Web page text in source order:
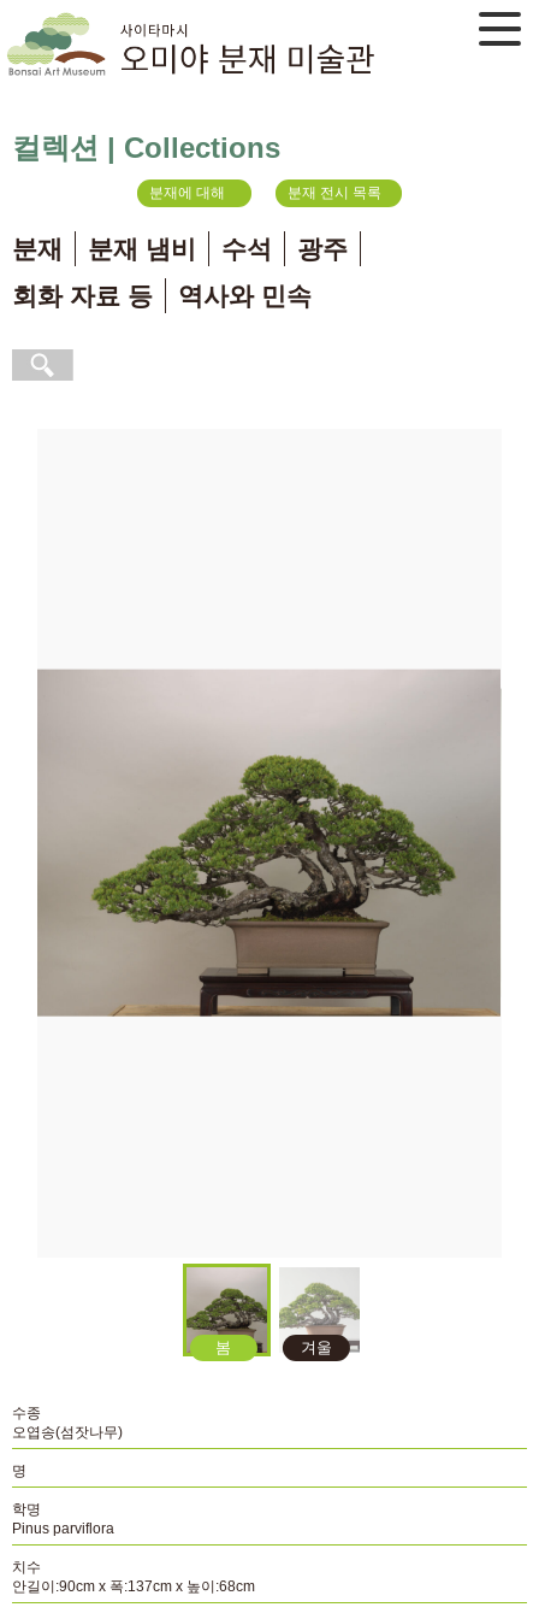
컬렉션 | Collections
분재에 대해 분재 전시 목록
분재 분재 냄비 수석
광주
회화 자료 등
역사와 민속
봄 겨울
수종
오엽송(섬잣나무)
명
학명
Pinus parviflora
치수
안길이:90cm x 폭:137cm x 높이:68cm